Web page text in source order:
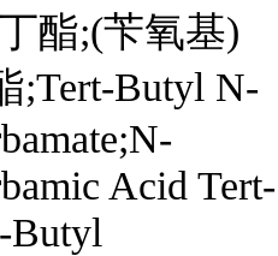
酯;(苄氧基)
;Tert-Butyl N-
Acid Tert-
Butyl